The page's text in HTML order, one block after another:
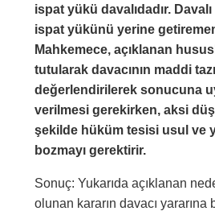
ispat yükü davalıdadır.
ispat yükünü yerine
Mahkemece, açıklanan
tutularak davacının maddi
değerlendirilerek sonucuna
verilmesi gerekirken, aksi
şekilde hüküm tesisi usul ve
bozmayı gerektirir.
Sonuç: Yukarıda açıklanan
olunan kararın davacı yararına